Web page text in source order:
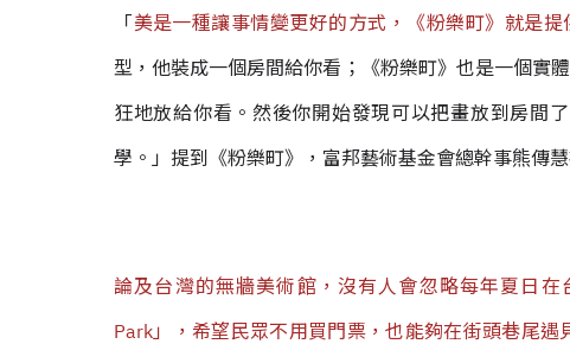
「美是一種讓事情變更好的方式，《粉樂町》就是
型，他裝成一個房間給你看；《粉樂町》也是一個實
狂地放給你看。然後你開始發現可以把畫放到房間
學。」提到《粉樂町》，富邦藝術基金會總幹事熊傳
論及台灣的無牆美術館，沒有人會忽略每年夏日
Park」，希望民眾不用買門票，也能夠在街頭巷尾遇